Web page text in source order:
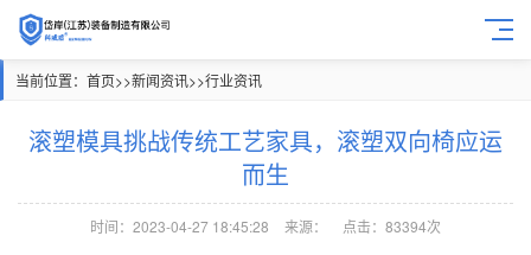
当前位置： 首页>>新闻资讯>>行业资讯
滚塑模具挑战传统工艺家具，滚塑双向椅应运
而生
时间：2023-04-27 18:45:28 来源： 点击：83394次